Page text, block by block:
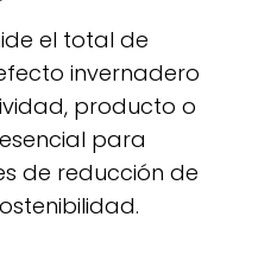
invernadero
producto o
para
de reducción de